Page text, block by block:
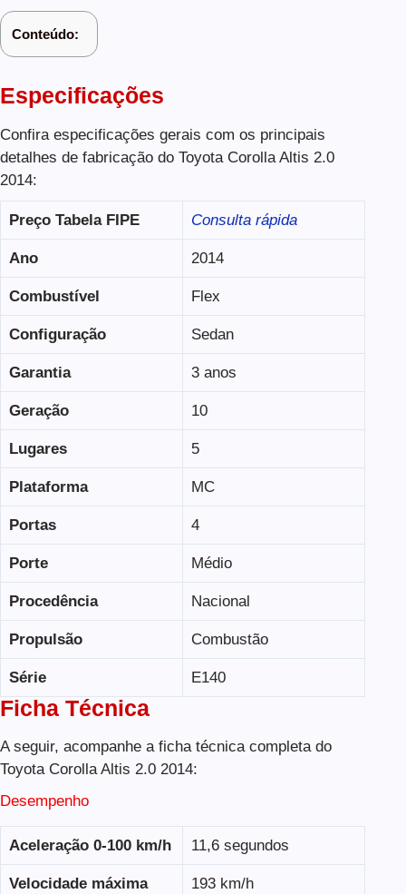
Conteúdo:
Especificações
Confira especificações gerais com os principais
detalhes de fabricação do Toyota Corolla Altis 2.0
2014:
Preço Tabela FIPE Consulta rápida
Ano 2014
Combustível Flex
Configuração Sedan
Garantia 3 anos
Geração 10
Lugares 5
Plataforma MC
Portas 4
Porte Médio
Procedência Nacional
Propulsão Combustão
Série E140
Ficha Técnica
A seguir, acompanhe a ficha técnica completa do
Toyota Corolla Altis 2.0 2014:
Desempenho
Aceleração 0-100 km/h 11,6 segundos
Velocidade máxima
193 km/h